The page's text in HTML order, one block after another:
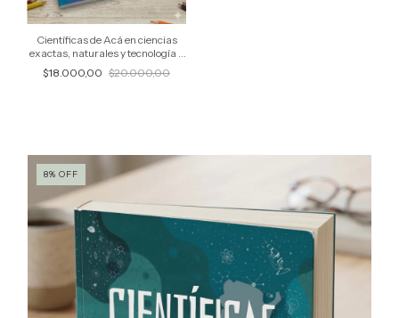
Científicas de Acá en ciencias
exactas, naturales y tecnología -
Historias que inspiran
$18.000,00 $20.000,00
8% OFF